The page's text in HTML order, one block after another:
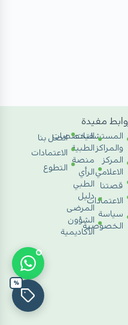
مفيدة
المستشفيات
والمراكز
المركز
الاعلامي
قصتنا
الاعتمادات
سياسة
الخصوصية
التخصصات
الطبية
منصة
الرأي
الطبي
دليل
المرضى
الشؤون
الأكاديمية
اتصل بنا
الاعتمادات
التطوع
%